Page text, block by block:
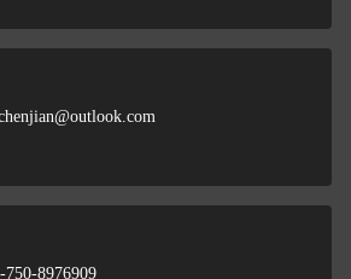
750-8976909